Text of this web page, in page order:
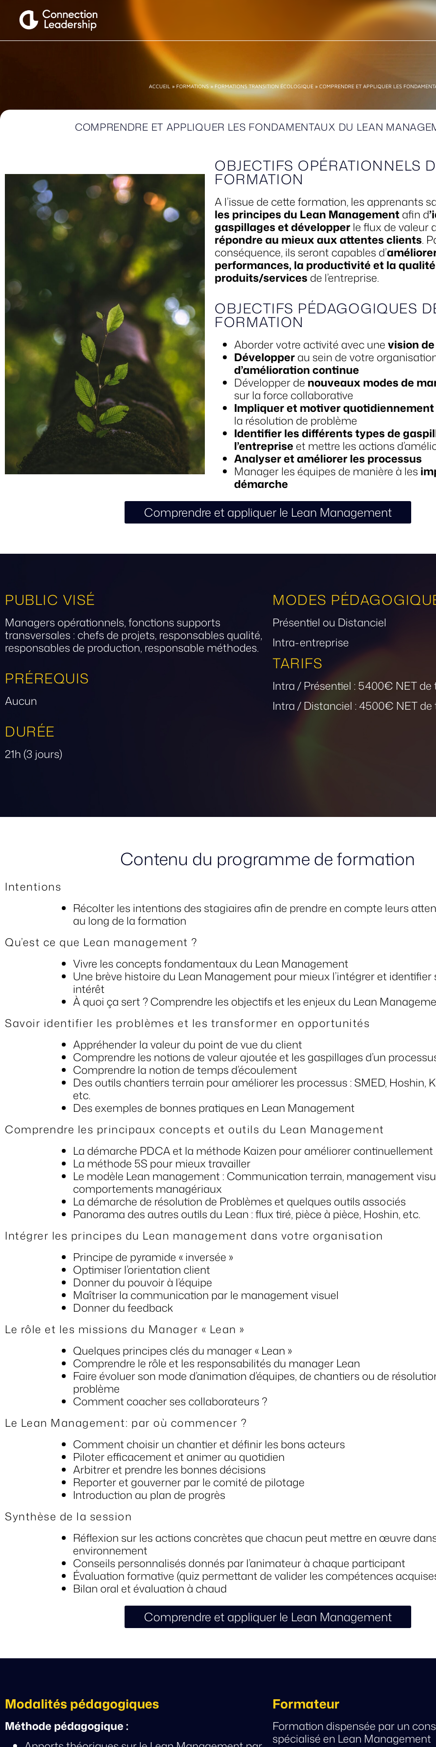
ACCUEIL » FORMATIONS»FORMATIONS TRANSITION ÉCOLOGIQUE» COMPRENDRE ET APPLIQUER LES
COMPRENDRE ET APPLIQUER LES FONDAMENTAUX DU LEAN
OBJECTIFS OPÉRATIONNELS
FORMATION
A l’issue de cette formation, les apprenants
les principes du Lean Managementafin d
gaspillages et développerle flux de valeur
répondre au mieux aux attentes clients.
conséquence, ils seront capables d’
performances, la productivité et la
produits/services de l’entreprise.
OBJECTIFS PÉDAGOGIQUES
FORMATION
Aborder votre activité avec unevision
Développerau sein de votre
d’amélioration continue
Développer de nouveaux modes de
sur la force collaborative
Impliquer et motiver
la résolution de problème
Identifier les différents types de
l’entreprise et mettre les actions
Analyser et améliorer les processus
Manager les équipes de manière à les
démarche
Comprendre et appliquer le Lean Management
PUBLIC VISÉ
Managers opérationnels, fonctions supports
transversales : chefs de projets, responsables qualité,
responsables de production, responsable méthodes.
PRÉREQUIS
Aucun
DURÉE
21h (3 jours)
MODES
Présentiel ou Distanciel
Intra-entreprise
TARIFS
Intra / Présentiel : 5400€ NET
Intra / Distanciel : 4500€ NET
Contenu du programme de formation
Intentions
Récolter les intentions des stagiaires afin de prendre en compte leurs
au long de la formation
Qu’est ce que Lean management ?
Vivre les concepts fondamentaux du Lean Management
Une brève histoire du Lean Management pour mieux l’intégrer et identifier
intérêt
À quoi ça sert ? Comprendre les objectifs et les enjeux du Lean
Savoir identifier les problèmes et les transformer en opportunités
Appréhender la valeur du point de vue du client
Comprendre les notions de valeur ajoutée et les gaspillages d’un
Comprendre la notion de temps d’écoulement
Des outils chantiers terrain pour améliorer les processus : SMED, Hoshin,
etc.
Des exemples de bonnes pratiques en Lean Management
Comprendre les principaux concepts et outils du Lean Management
La démarche PDCA et la méthode Kaizen pour améliorer continuellement
La méthode 5S pour mieux travailler
Le modèle Lean management : Communication terrain, management
comportements managériaux
La démarche de résolution de Problèmes et quelques outils associés
Panorama des autres outils du Lean : flux tiré, pièce à pièce, Hoshin, etc.
Intégrer les principes du Lean management dans votre organisation
Principe de pyramide « inversée »
Optimiser l’orientation client
Donner du pouvoir à l’équipe
Maîtriser la communication par le management visuel
Donner du feedback
Le rôle et les missions du Manager « Lean »
Quelques principes clés du manager « Lean »
Comprendre le rôle et les responsabilités du manager Lean
Faire évoluer son mode d’animation d’équipes, de chantiers ou de
problème
Comment coacher ses collaborateurs ?
Le Lean Management: par où commencer ?
Comment choisir un chantier et définir les bons acteurs
Piloter efficacement et animer au quotidien
Arbitrer et prendre les bonnes décisions
Reporter et gouverner par le comité de pilotage
Introduction au plan de progrès
Synthèse de la session
Réflexion sur les actions concrètes que chacun peut mettre en œuvre
environnement
Conseils personnalisés donnés par l’animateur à chaque participant
Évaluation formative (quiz permettant de valider les compétences
Bilan oral et évaluation à chaud
Comprendre et appliquer le Lean Management
Modalités pédagogiques
Méthode pédagogique :
Formateur
Formation dispensée par un
spécialisé en Lean Management